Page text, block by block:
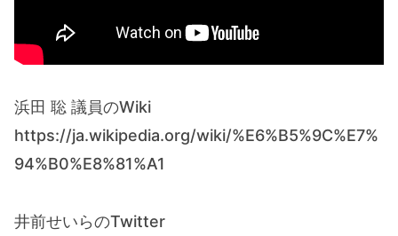
浜田 聡 議員のWiki
https://ja.wikipedia.org/wiki/%E6%B5%9C%E7%
94%B0%E8%81%A1
井前せいらのTwitter